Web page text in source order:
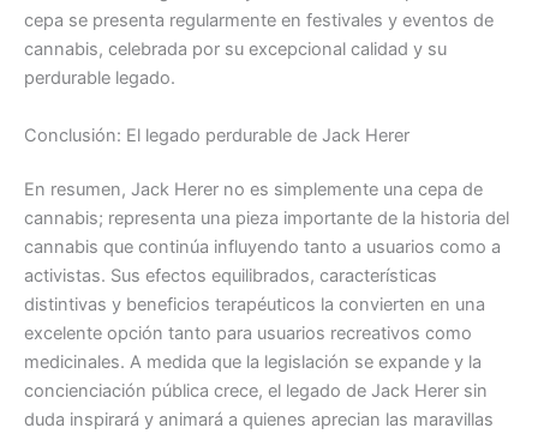
cepa se presenta regularmente en festivales y eventos de
cannabis, celebrada por su excepcional calidad y su
perdurable legado.
Conclusión: El legado perdurable de Jack Herer
En resumen, Jack Herer no es simplemente una cepa de
cannabis; representa una pieza importante de la historia del
cannabis que continúa influyendo tanto a usuarios como a
activistas. Sus efectos equilibrados, características
distintivas y beneficios terapéuticos la convierten en una
excelente opción tanto para usuarios recreativos como
medicinales. A medida que la legislación se expande y la
concienciación pública crece, el legado de Jack Herer sin
duda inspirará y animará a quienes aprecian las maravillas